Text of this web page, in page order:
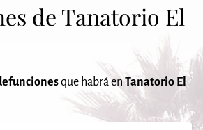
de Tanatorio El
que habrá enTanatorio El